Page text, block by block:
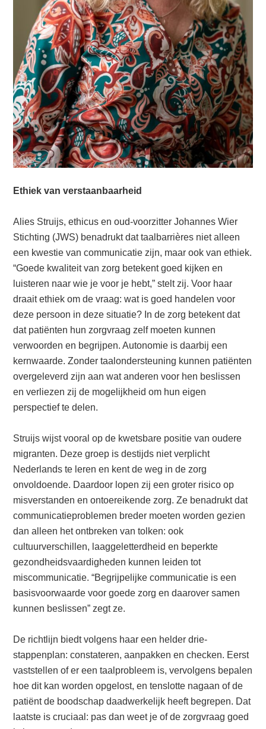
Ethiek van verstaanbaarheid
Alies Struijs, ethicus en oud-voorzitter Johannes Wier
Stichting (JWS) benadrukt dat taalbarrières niet alleen
een kwestie van communicatie zijn, maar ook van ethiek.
“Goede kwaliteit van zorg betekent goed kijken en
luisteren naar wie je voor je hebt,” stelt zij. Voor haar
draait ethiek om de vraag: wat is goed handelen voor
deze persoon in deze situatie? In de zorg betekent dat
dat patiënten hun zorgvraag zelf moeten kunnen
verwoorden en begrijpen. Autonomie is daarbij een
kernwaarde. Zonder taalondersteuning kunnen patiënten
overgeleverd zijn aan wat anderen voor hen beslissen
en verliezen zij de mogelijkheid om hun eigen
perspectief te delen.
Struijs wijst vooral op de kwetsbare positie van oudere
migranten. Deze groep is destijds niet verplicht
Nederlands te leren en kent de weg in de zorg
onvoldoende. Daardoor lopen zij een groter risico op
misverstanden en ontoereikende zorg. Ze benadrukt dat
communicatieproblemen breder moeten worden gezien
dan alleen het ontbreken van tolken: ook
cultuurverschillen, laaggeletterdheid en beperkte
gezondheidsvaardigheden kunnen leiden tot
miscommunicatie. “Begrijpelijke communicatie is een
basisvoorwaarde voor goede zorg en daarover samen
kunnen beslissen” zegt ze.
De richtlijn biedt volgens haar een helder drie-
stappenplan: constateren, aanpakken en checken. Eerst
vaststellen of er een taalprobleem is, vervolgens bepalen
hoe dit kan worden opgelost, en tenslotte nagaan of de
patiënt de boodschap daadwerkelijk heeft begrepen. Dat
laatste is cruciaal: pas dan weet je of de zorgvraag goed